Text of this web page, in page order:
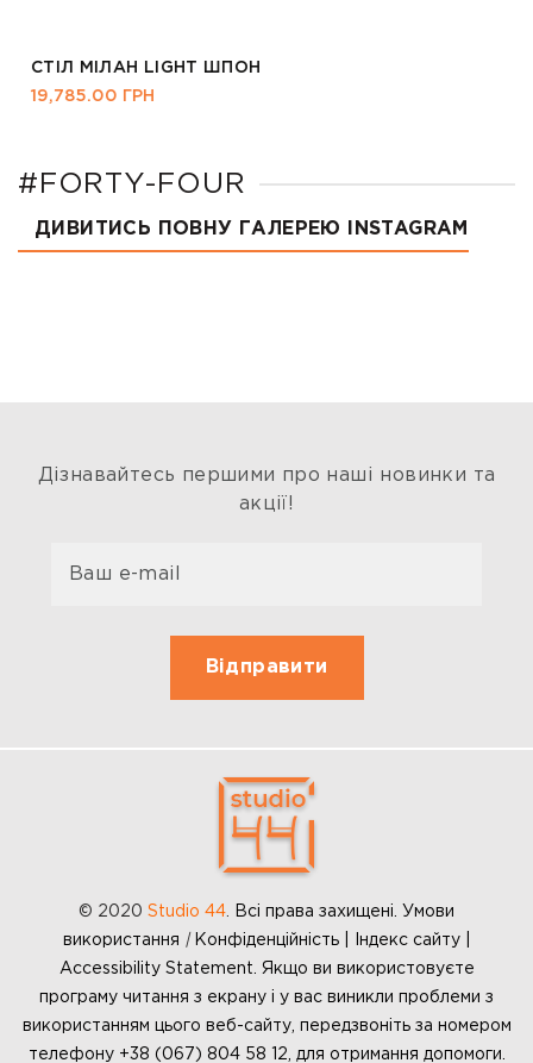
СТІЛ МІЛАН LIGHT ШПОН
19,785.00ГРН
#FORTY-FOUR
ДИВИТИСЬ ПОВНУ ГАЛЕРЕЮ INSTAGRAM
Дізнавайтесь першими про наші новинки та
акції!
© 2020 Studio 44
Всі права захищені. Умови
використання | Конфіденційність | Індекс сайту |
Accessibility Statement. Якщо ви використовуєте
програму читання з екрану і у вас виникли проблеми з
використанням цього веб-сайту, передзвоніть за номером
телефону +38 (067) 804 58 12, для отримання допомоги.